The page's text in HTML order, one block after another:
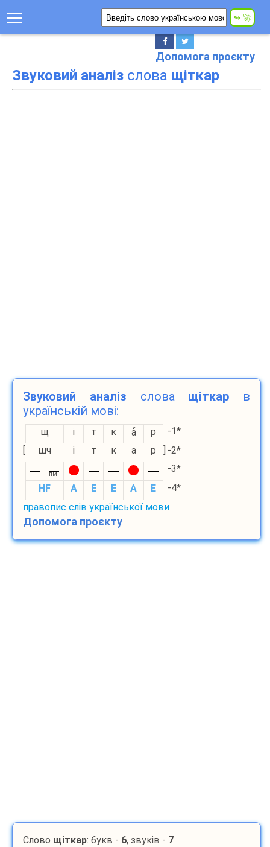
Допомога проєкту
Звуковий аналіз слова щіткар
Звуковий аналіз слова щіткар в
українській мові:
щ і т к а р
-1*
[
шч і т к а р ] -2*
пм
-3*
HF
A E E A E
-4*
правопис слів української мови
Допомога проєкту
Слово щіткар: букв - 6, звуків - 7